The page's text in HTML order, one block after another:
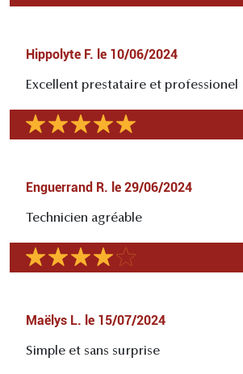
Hippolyte F. le 10/06/2024
Excellent prestataire et professionel
Enguerrand R. le 29/06/2024
Technicien agréable
Maëlys L. le 15/07/2024
Simple et sans surprise